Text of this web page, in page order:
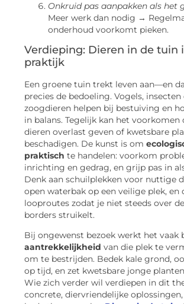
Onkruid pas aanpakken als het
Meer werk dan nodig →
onderhoud voorkomt pieken.
Verdieping: Dieren in de tuin
praktijk
Een groene tuin trekt leven aan—en
precies de bedoeling. Vogels, insecten
zoogdieren helpen bij bestuiving en
in balans. Tegelijk kan het voorkomen
dieren overlast geven of kwetsbare
beschadigen. De kunst is om
praktisch te handelen: voorkom
inrichting en gedrag, en grijp pas in
Denk aan schuilplekken voor nuttige
open waterbak op een veilige plek, en
looproutes zodat je niet steeds over
borders struikelt.
Bij ongewenst bezoek werkt het vaak
aantrekkelijkheid van die plek te
om te bestrijden. Bedek kale grond,
op tijd, en zet kwetsbare jonge
Wie zich verder wil verdiepen in dit
concrete, diervriendelijke